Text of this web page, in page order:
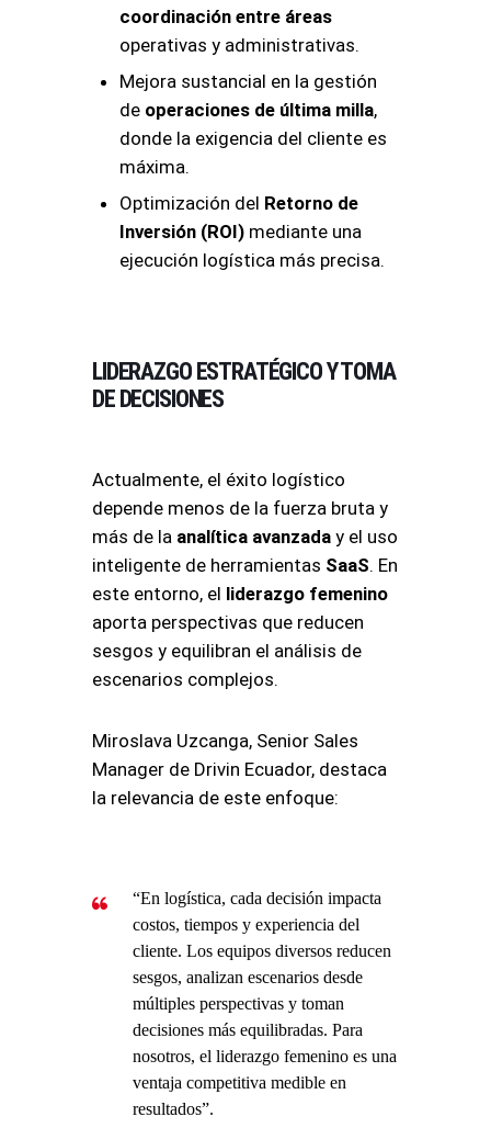
coordinación entre áreas
operativas y administrativas.
Mejora sustancial en la gestión
de operaciones de última milla,
donde la exigencia del cliente es
máxima.
Optimización del Retorno de
Inversión (ROI) mediante una
ejecución logística más precisa.
LIDERAZGO ESTRATÉGICO Y TOMA
DE DECISIONES
Actualmente, el éxito logístico
depende menos de la fuerza bruta y
más de la analítica avanzada y el uso
inteligente de herramientas SaaS. En
este entorno, el liderazgo femenino
aporta perspectivas que reducen
sesgos y equilibran el análisis de
escenarios complejos.
Miroslava Uzcanga, Senior Sales
Manager de Drivin Ecuador, destaca
la relevancia de este enfoque:
“En logística, cada decisión impacta
costos, tiempos y experiencia del
cliente. Los equipos diversos reducen
sesgos, analizan escenarios desde
múltiples perspectivas y toman
decisiones más equilibradas. Para
nosotros, el liderazgo femenino es una
ventaja competitiva medible en
resultados”.